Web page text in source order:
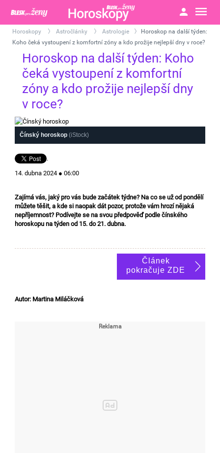
Horoskopy Astročlánky Astrologie
>
Horoskop na další týden:
Koho čeká vystoupení z komfortní zóny a kdo prožije nejlepší dny v roce?
Horoskop na další týden: Koho
čeká vystoupení z komfortní
zóny a kdo prožije nejlepší dny
v roce?
Čínský horoskop (iStock)
.
14. dubna 2024 ● 06:00
Zajímá vás, jaký pro vás bude začátek týdne? Na co se už od pondělí
můžete těšit, a kde si naopak dát pozor, protože vám hrozí nějaká
nepříjemnost? Podívejte se na svou předpověď podle čínského
horoskopu na týden od 15. do 21. dubna.
Článek
pokračuje ZDE
Autor: Martina Miláčková